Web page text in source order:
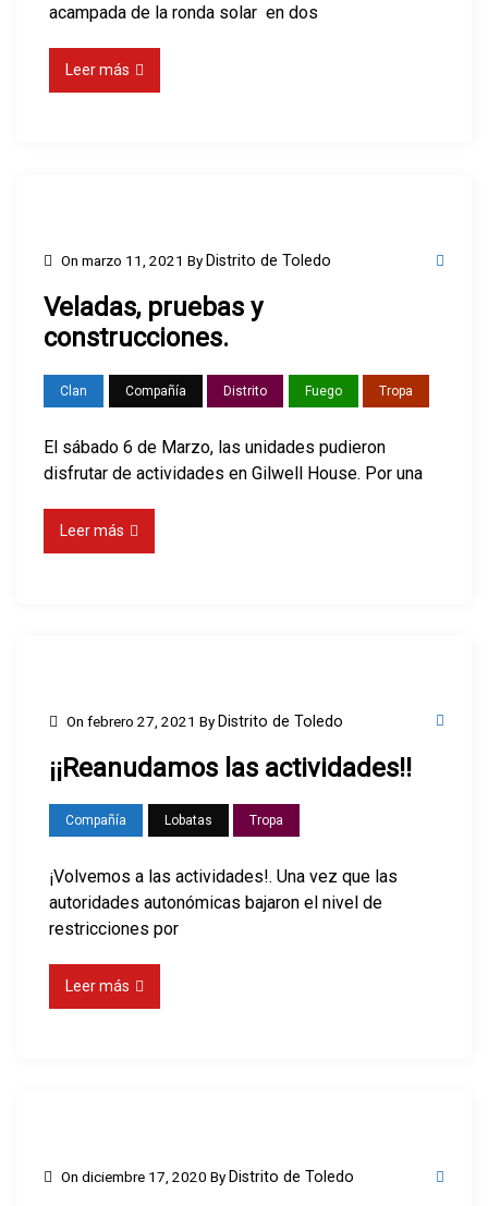
acampada de la ronda solar en dos
Leer más
On marzo 11, 2021 By Distrito de Toledo
Veladas, pruebas y
construcciones.
Clan Compañía Distrito Fuego Tropa
El sábado 6 de Marzo, las unidades pudieron
disfrutar de actividades en Gilwell House. Por una
Leer más
On febrero 27, 2021 ByDistrito de Toledo
¡¡Reanudamos las actividades!!
Compañía Lobatas Tropa
¡Volvemos a las actividades!. Una vez que las
autoridades autonómicas bajaron el nivel de
restricciones por
Leer más
On diciembre 17, 2020 By Distrito de Toledo